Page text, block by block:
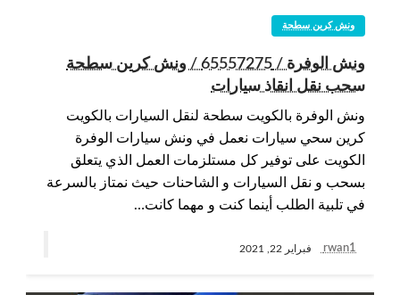
ونش كرين سطحة
ونش الوفرة / 65557275 / ونش كرين سطحة
سحب نقل انقاذ سيارات
ونش الوفرة بالكويت سطحة لنقل السيارات بالكويت
كرين سحي سيارات نعمل في ونش سيارات الوفرة
الكويت على توفير كل مستلزمات العمل الذي يتعلق
بسحب و نقل السيارات و الشاحنات حيث نمتاز بالسرعة
في تلبية الطلب أينما كنت و مهما كانت…
rwan1 فبراير 22, 2021